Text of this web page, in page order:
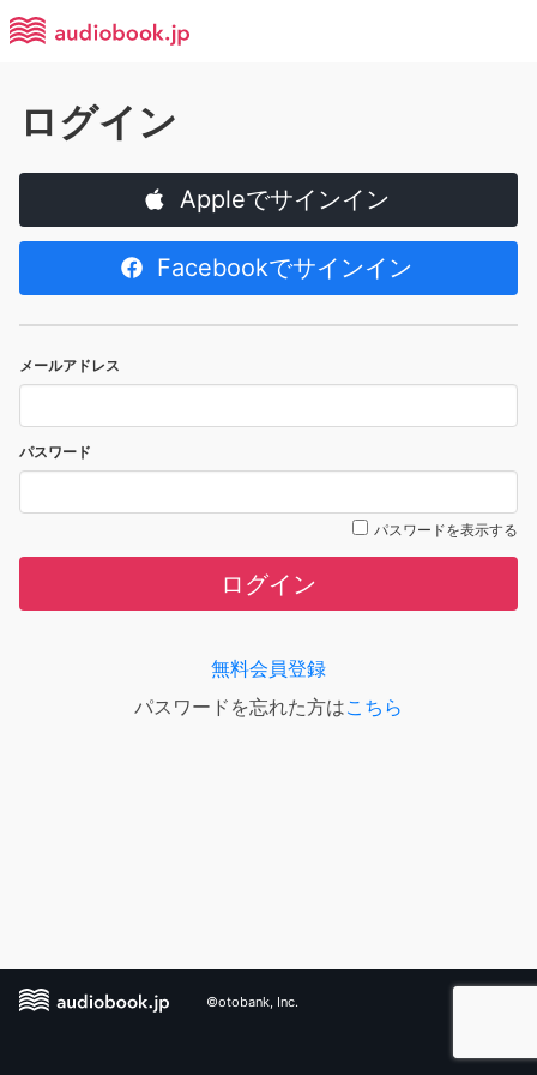
ログイン
Appleでサインイン
Facebookでサインイン
メールアドレス
パスワード
パスワードを表示する
ログイン
無料会員登録
パスワードを忘れた方はこちら
©otobank, Inc.